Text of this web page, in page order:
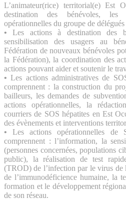
L’animateur(rice) territorial(e) Est
destination des bénévoles, les
opérationnelles du groupe de délégués
•Les actions à destination des
sensibilisation des usagers au
Fédération de nouveaux bénévoles
la Fédération), la coordination des
actions pouvant aider et soutenir le
•Les actions administratives de
comprennent : la construction du
bailleurs, les demandes de
actions opérationnelles, la
courriers de SOS hépatites en Est
des évènements et interventions
•Les actions opérationnelles de
comprennent : l’information, la
(personnes concernées, populations
public), la réalisation de test
(TROD) de l’infection par le virus de
de l’immunodéficience humaine, la
formation et le développement
de son réseau.